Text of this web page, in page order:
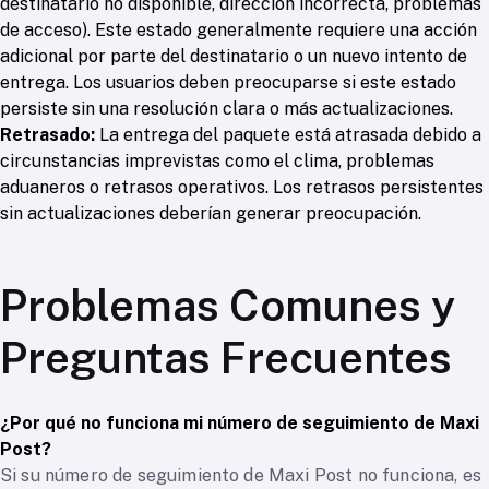
de acceso). Este estado generalmente requiere una acción
adicional por parte del destinatario o un nuevo intento de
entrega. Los usuarios deben preocuparse si este estado
persiste sin una resolución clara o más actualizaciones.
Retrasado: La entrega del paquete está atrasada debido a
circunstancias imprevistas como el clima, problemas
aduaneros o retrasos operativos. Los retrasos persistentes
sin actualizaciones deberían generar preocupación.
Problemas Comunes y
Preguntas Frecuentes
¿Por qué no funciona mi número de seguimiento de Maxi
Post?
Si su número de seguimiento de Maxi Post no funciona, es